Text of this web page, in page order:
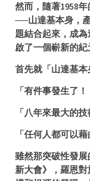
然而，隨著1958
──山達基本身，
題結合起來，成
啟了一個嶄新的紀
首先就「山達基本
「有件事發生了！
「八年來最大的
「任何人都可以
雖然那突破性發
新大會》，羅恩